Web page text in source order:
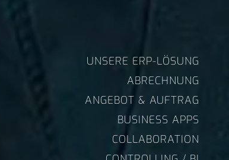
UNSERE ERP-LÖSUNG
ABRECHNUNG
ANGEBOT & AUFTRAG
BUSINESS APPS
COLLABORATION